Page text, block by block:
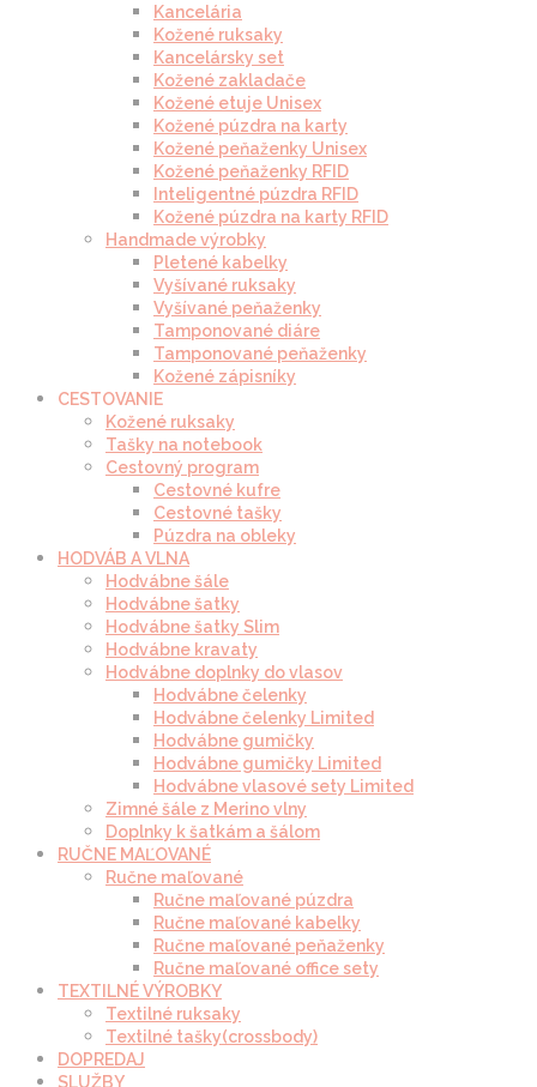
Kancelária
Kožené ruksaky
Kancelársky set
Kožené zakladače
Kožené etuje Unisex
Kožené púzdra na karty
Kožené peňaženky Unisex
Kožené peňaženky RFID
Inteligentné púzdra RFID
Kožené púzdra na karty RFID
Handmade výrobky
Pletené kabelky
Vyšívané ruksaky
Vyšívané peňaženky
Tamponované diáre
Tamponované peňaženky
Kožené zápisníky
CESTOVANIE
Kožené ruksaky
Tašky na notebook
Cestovný program
Cestovné kufre
Cestovné tašky
Púzdra na obleky
HODVÁB A VLNA
Hodvábne šále
Hodvábne šatky
Hodvábne šatky Slim
Hodvábne kravaty
Hodvábne doplnky do vlasov
Hodvábne čelenky
Hodvábne čelenky Limited
Hodvábne gumičky
Hodvábne gumičky Limited
Hodvábne vlasové sety Limited
Zimné šále z Merino vlny
Doplnky k šatkám a šálom
RUČNE MAĽOVANÉ
Ručne maľované
Ručne maľované púzdra
Ručne maľované kabelky
Ručne maľované peňaženky
Ručne maľované office sety
TEXTILNÉ VÝROBKY
Textilné ruksaky
Textilné tašky(crossbody)
DOPREDAJ
SLUŽBY